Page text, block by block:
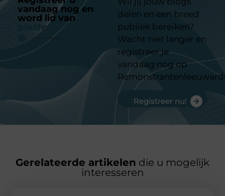
vandaag nog en
word lid van
platform
delen en een breed
publiek bereiken?
Wacht niet langer en
registreer je
vandaag nog op
Registreer nu!
Gerelateerde artikelen die u mogelijk
interesseren